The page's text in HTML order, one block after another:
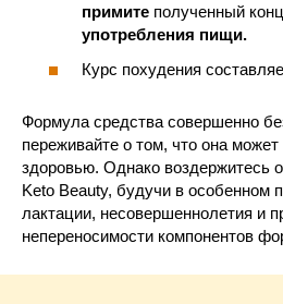
примите полученный
употребления пищи.
Курс похудения
Формула средства совершенно
переживайте о том, что она
здоровью. Однако воздержитесь
Keto Beauty, будучи в особенном
лактации, несовершеннолетия и
непереносимости компонентов